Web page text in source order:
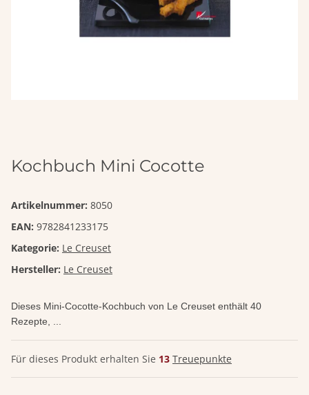
Kochbuch Mini Cocotte
Artikelnummer: 8050
EAN: 9782841233175
Kategorie: Le Creuset
Hersteller: Le Creuset
Dieses Mini-Cocotte-Kochbuch von Le Creuset enthält 40
Rezepte, ...
Für dieses Produkt erhalten Sie 13 Treuepunkte